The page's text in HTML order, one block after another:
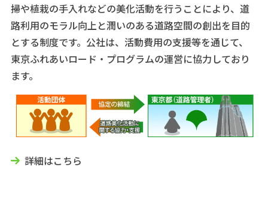
掃や植栽の手入れなどの美化活動を行うことにより、道
路利用のモラル向上と潤いのある道路空間の創出を目的
とする制度です。公社は、活動費用の支援等を通じて、
東京ふれあいロード・プログラムの運営に協力しており
ます。
詳細はこちら